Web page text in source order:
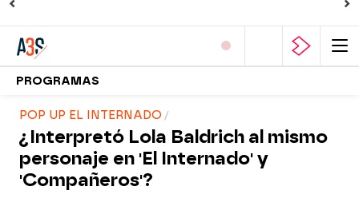
PROGRAMAS
POP UP EL INTERNADO
¿Interpretó Lola Baldrich al mismo
personaje en 'El Internado' y
'Compañeros'?